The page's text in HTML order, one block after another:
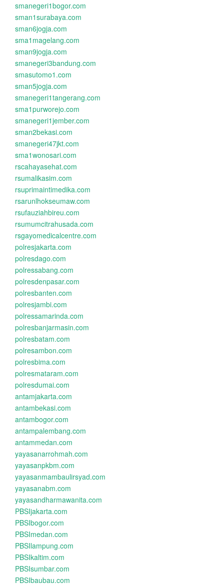
smanegeri1bogor.com
sman1surabaya.com
sman6jogja.com
sma1magelang.com
sman9jogja.com
smanegeri3bandung.com
smasutomo1.com
sman5jogja.com
smanegeri1tangerang.com
sma1purworejo.com
smanegeri1jember.com
sman2bekasi.com
smanegeri47jkt.com
sma1wonosari.com
rscahayasehat.com
rsumalikasim.com
rsuprimaintimedika.com
rsarunlhokseumaw.com
rsufauziahbireu.com
rsumumcitrahusada.com
rsgayomedicalcentre.com
polresjakarta.com
polresdago.com
polressabang.com
polresdenpasar.com
polresbanten.com
polresjambi.com
polressamarinda.com
polresbanjarmasin.com
polresbatam.com
polresambon.com
polresbima.com
polresmataram.com
polresdumai.com
antamjakarta.com
antambekasi.com
antambogor.com
antampalembang.com
antammedan.com
yayasanarrohmah.com
yayasanpkbm.com
yayasanmambaulirsyad.com
yayasanabm.com
yayasandharmawanita.com
PBSIjakarta.com
PBSIbogor.com
PBSImedan.com
PBSIlampung.com
PBSIkaltim.com
PBSIsumbar.com
PBSIbaubau.com